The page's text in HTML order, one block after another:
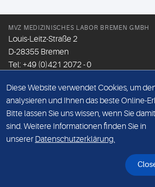
MVZ MEDIZINISCHES LABOR BREMEN GMBH
Louis-Leitz-Straße 2
D-28355 Bremen
Tel: +49 (0)421 2072 - 0
Email:info@mlhb.de
DATENSCHUTZ
IMPRESSUM
Diese Website verwendet Cookies, um
analysieren und Ihnen das beste Online-
Bitte lassen Sie uns wissen, wenn Sie
sind. Weitere Informationen finden Sie in
unserer Datenschutzerklärung.